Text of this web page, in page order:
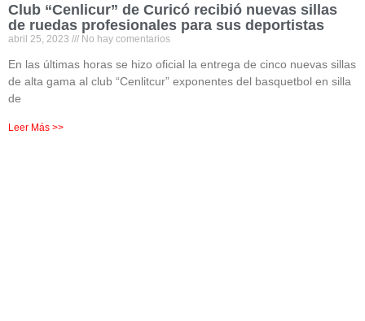
Club “Cenlicur” de Curicó recibió nuevas sillas
de ruedas profesionales para sus deportistas
abril 25, 2023 No hay comentarios
En las últimas horas se hizo oficial la entrega de cinco nuevas sillas
de alta gama al club “Cenlitcur” exponentes del basquetbol en silla
de
Leer Más >>